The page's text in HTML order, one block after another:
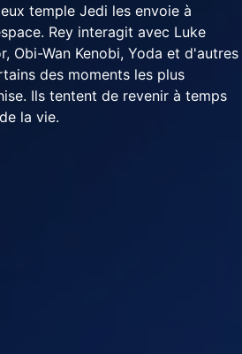
temple Jedi les envoie à
Rey interagit avec Luke
Obi-Wan Kenobi, Yoda et d'autres
des moments les plus
Ils tentent de revenir à temps
la vie.